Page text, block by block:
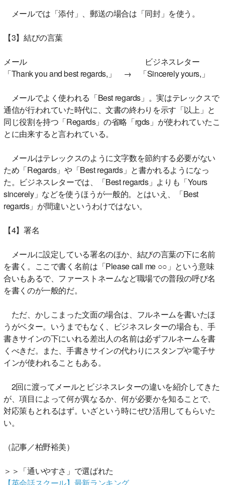
メールでは「添付」、郵送の場合は「同封」を使う。
【3】結びの言葉
メール ビジネスレター
「Thank you and best regards,」 → 「Sincerely yours,」
メールでよく使われる「Best regards」。実はテレックスで
通信が行われていた時代に、文書の終わりを示す「以上」と
同じ役割を持つ「Regards」の省略「rgds」が使われていたこ
とに由来すると言われている。
メールはテレックスのように文字数を節約する必要がない
ため「Regards」や「Best regards」と書かれるようになっ
た。ビジネスレターでは、「Best regards」よりも「Yours
sincerely」などを使うほうが一般的。とはいえ、「Best
regards」が間違いというわけではない。
【4】署名
メールに設定している署名のほか、結びの言葉の下に名前
を書く。ここで書く名前は「Please call me ○○」という意味
合いもあるで、ファーストネームなど職場での普段の呼び名
を書くのが一般的だ。
ただ、かしこまった文面の場合は、フルネームを書いたほ
うがベター。いうまでもなく、ビジネスレターの場合も、手
書きサインの下にいれる差出人の名前は必ずフルネームを書
くべきだ。また、手書きサインの代わりにスタンプや電子サ
インが使われることもある。
2回に渡ってメールとビジネスレターの違いを紹介してきた
が、項目によって何が異なるか、何が必要かを知ることで、
対応策もとれるはず。いざという時にぜひ活用してもらいた
い。
（記事／柏野裕美）
＞＞「通いやすさ」で選ばれた